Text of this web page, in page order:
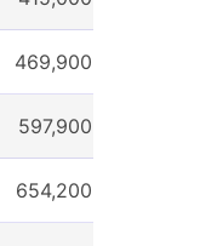
469,900
597,900
654,200